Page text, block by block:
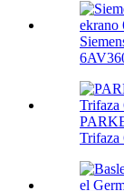
Trifaza